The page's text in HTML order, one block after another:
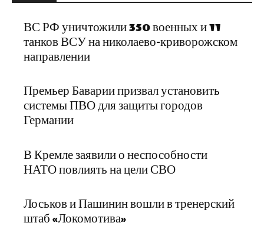
ВС РФ уничтожили 350 военных и 11
танков ВСУ на николаево-криворожском
направлении
Премьер Баварии призвал установить
системы ПВО для защиты городов
Германии
В Кремле заявили о неспособности
НАТО повлиять на цели СВО
Лоськов и Пашинин вошли в тренерский
штаб «Локомотива»